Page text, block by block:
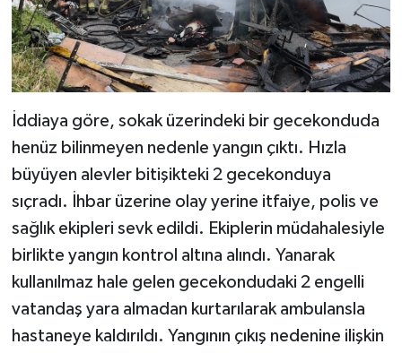
İddiaya göre, sokak üzerindeki bir gecekonduda
henüz bilinmeyen nedenle yangın çıktı. Hızla
büyüyen alevler bitişikteki 2 gecekonduya
sıçradı. İhbar üzerine olay yerine itfaiye, polis ve
sağlık ekipleri sevk edildi. Ekiplerin müdahalesiyle
birlikte yangın kontrol altına alındı. Yanarak
kullanılmaz hale gelen gecekondudaki 2 engelli
vatandaş yara almadan kurtarılarak ambulansla
hastaneye kaldırıldı. Yangının çıkış nedenine ilişkin